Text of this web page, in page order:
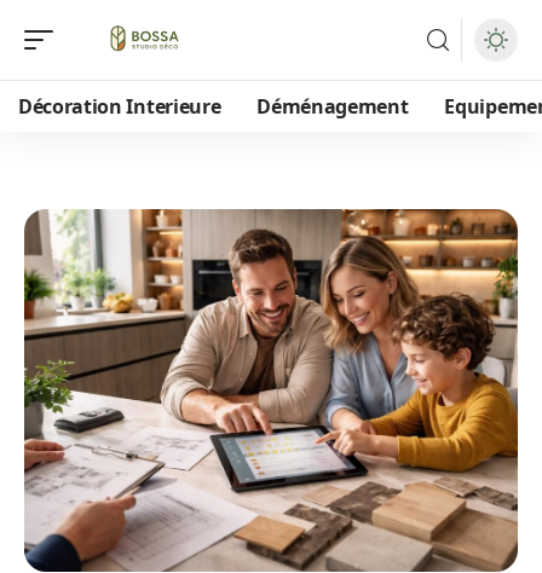
Décoration Interieure Déménagement